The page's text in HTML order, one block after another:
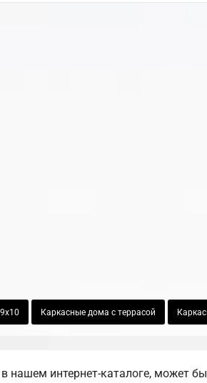
Каркасные дома с террасой
нашем интернет-каталоге, может